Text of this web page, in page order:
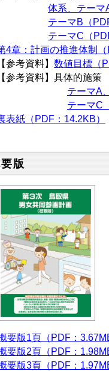
体系、テーマ
テーマB（
テーマC（
4章：計画の推進体制
参考資料】 数値目標（
参考資料】具体的施策
テーマA
テーマC
表紙（PDF：14.2KB）
版
要版1頁（PDF：
要版2頁（PDF：
要版3頁（PDF：